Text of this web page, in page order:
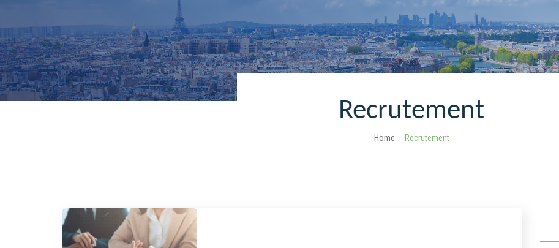
Recrutement
Home Recrutement